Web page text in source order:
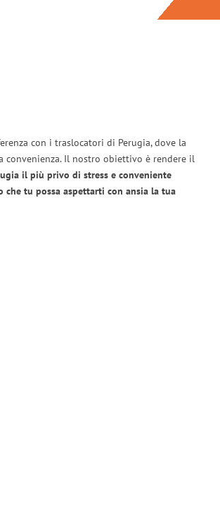
con i traslocatori di Perugia, dove la
convenienza. Il nostro obiettivo è rendere il
il più privo di stress e conveniente
che tu possa aspettarti con ansia la tua